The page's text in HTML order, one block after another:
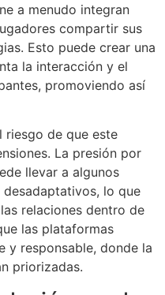
a menudo integran
compartir sus
Esto puede crear una
la interacción y el
promoviendo así
riesgo de que este
La presión por
llevar a algunos
lo que
relaciones dentro de
las plataformas
y responsable, donde la
priorizadas.